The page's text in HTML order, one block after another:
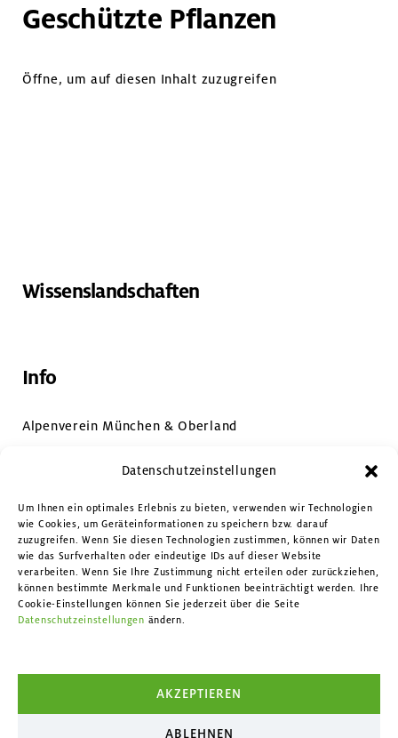
Datenschutzeinstellungen
Um Ihnen ein optimales Erlebnis zu bieten, verwenden wir Technologien
wie Cookies, um Geräteinformationen zu speichern bzw. darauf
zuzugreifen. Wenn Sie diesen Technologien zustimmen, können wir Daten
wie das Surfverhalten oder eindeutige IDs auf dieser Website
verarbeiten. Wenn Sie Ihre Zustimmung nicht erteilen oder zurückziehen,
können bestimmte Merkmale und Funktionen beeinträchtigt werden. Ihre
Cookie-Einstellungen können Sie jederzeit über die Seite
Datenschutzeinstellungen ändern.
AKZEPTIEREN
ABLEHNEN
Geschützte Pflanzen
Öffne, um auf diesen Inhalt zuzugreifen
Wissenslandschaften
Info
Alpenverein München & Oberland
Kontakt
Facebook